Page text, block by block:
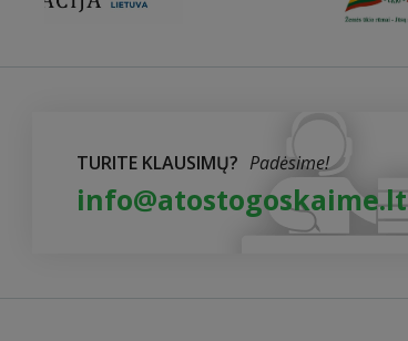
TURITE KLAUSIMŲ? Padėsime!
info@atostogoskaime.lt